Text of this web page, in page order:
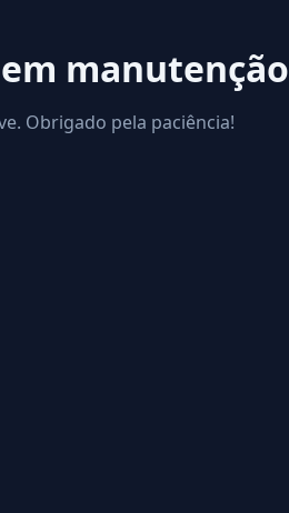
manutenção
Obrigado pela paciência!